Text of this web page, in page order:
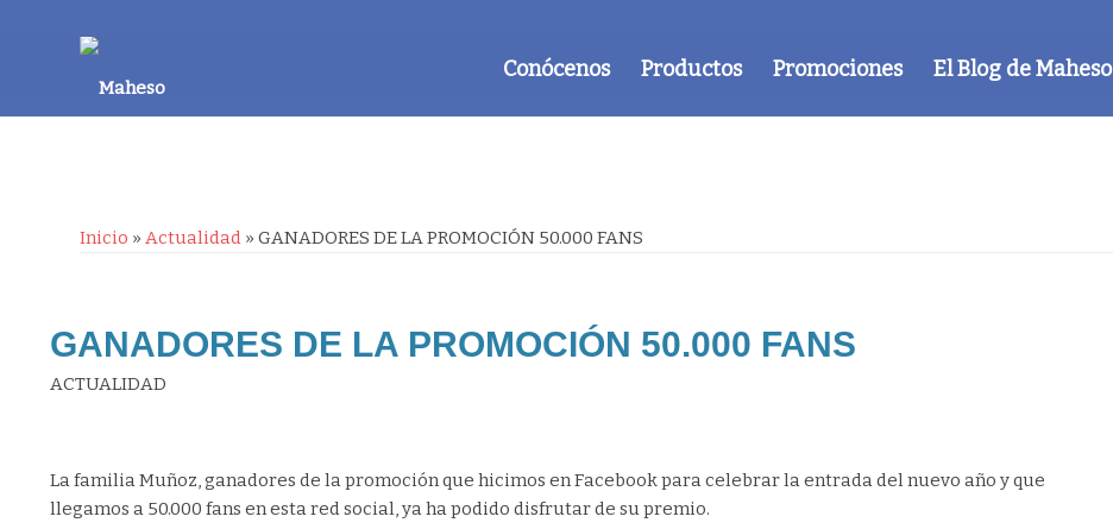
Conócenos Productos Promociones El Blog de Maheso
Inicio » Actualidad » GANADORES DE LA PROMOCIÓN 50.000 FANS
GANADORES DE LA PROMOCIÓN 50.000 FANS
ACTUALIDAD
La familia Muñoz, ganadores de la promoción que hicimos en Facebook para celebrar la entrada del nuevo año y que
llegamos a 50.000 fans en esta red social, ya ha podido disfrutar de su premio.